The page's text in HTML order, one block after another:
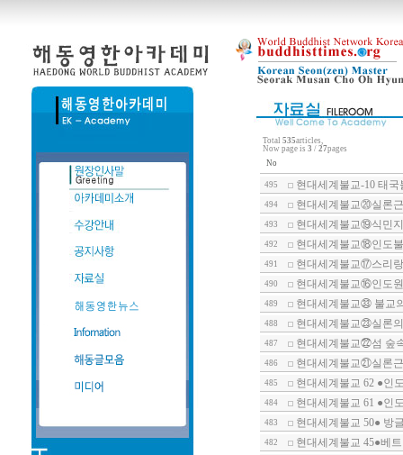
Total 535articles,
Now page is 3 / 27pages
No
495 현대세계불교-10 태
494 현대세계불교⑳실론
493 현대세계불교⑲식민
492 현대세계불교⑱인도
491 현대세계불교⑰스리
490 현대세계불교⑯인도
489 현대세계불교㉝ 불교
488 현대세계불교㉓실론
487 현대세계불교㉒섬 숲
486 현대세계불교㉑실론
485 현대세계불교 62 ●인
484 현대세계불교 61 ●인
483 현대세계불교 50● 방
482 현대세계불교 45●베